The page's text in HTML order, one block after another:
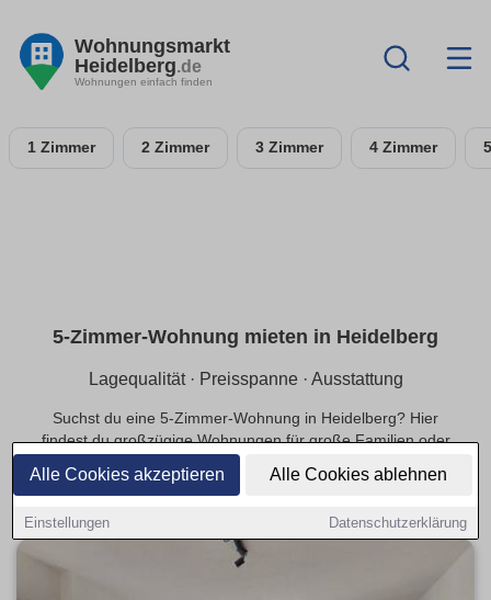
Alle Cookies akzeptieren Alle Cookies ablehnen
Einstellungen Datenschutzerklärung
Wohnungsmarkt
Heidelberg.de
Wohnungen einfach finden
1 Zimmer 2 Zimmer 3 Zimmer 4 Zimmer
5-Zimmer-Wohnung mieten in Heidelberg
Lagequalität · Preisspanne · Ausstattung
Suchst du eine 5-Zimmer-Wohnung in Heidelberg? Hier
findest du großzügige Wohnungen für große Familien oder
exklusivere Ansprüche, in ruhiger oder zentraler Lage und
einer passenden Preisspanne.